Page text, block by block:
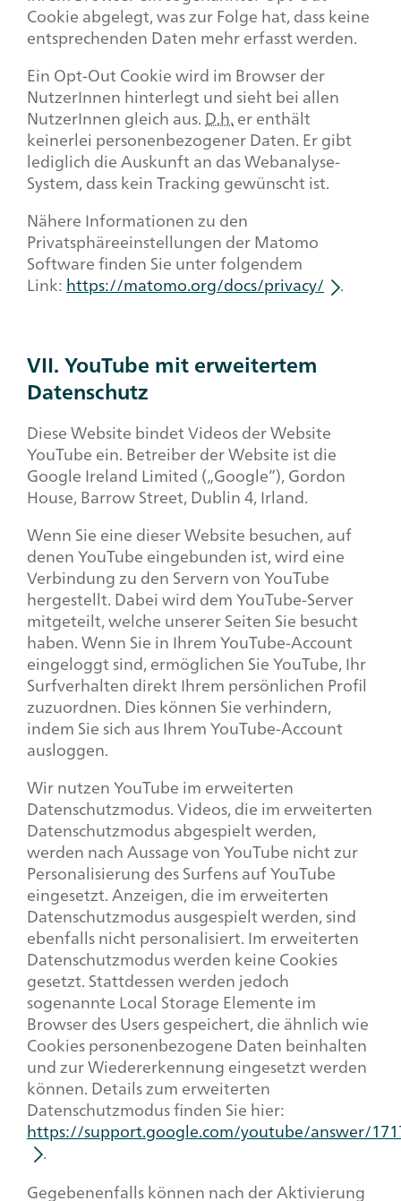
Cookie abgelegt, was zur Folge hat, dass keine
entsprechenden Daten mehr erfasst werden.
Ein Opt-Out Cookie wird im Browser der
NutzerInnen hinterlegt und sieht bei allen
NutzerInnen gleich aus.D.h.er enthält
keinerlei personenbezogener Daten. Er gibt
lediglich die Auskunft an das Webanalyse-
System, dass kein Tracking gewünscht ist.
Nähere Informationen zu den
Privatsphäreeinstellungen der Matomo
Software finden Sie unter folgendem
Link:https://matomo.org/docs/privacy/ .
VII. YouTube mit erweitertem
Datenschutz
Diese Website bindet Videos der Website
YouTube ein. Betreiber der Website ist die
Google Ireland Limited („Google”), Gordon
House, Barrow Street, Dublin 4, Irland.
Wenn Sie eine dieser Website besuchen, auf
denen YouTube eingebunden ist, wird eine
Verbindung zu den Servern von YouTube
hergestellt. Dabei wird dem YouTube-Server
mitgeteilt, welche unserer Seiten Sie besucht
haben. Wenn Sie in Ihrem YouTube-Account
eingeloggt sind, ermöglichen Sie YouTube, Ihr
Surfverhalten direkt Ihrem persönlichen Profil
zuzuordnen. Dies können Sie verhindern,
indem Sie sich aus Ihrem YouTube-Account
ausloggen.
Wir nutzen YouTube im erweiterten
Datenschutzmodus. Videos, die im erweiterten
Datenschutzmodus abgespielt werden,
werden nach Aussage von YouTube nicht zur
Personalisierung des Surfens auf YouTube
eingesetzt. Anzeigen, die im erweiterten
Datenschutzmodus ausgespielt werden, sind
ebenfalls nicht personalisiert. Im erweiterten
Datenschutzmodus werden keine Cookies
gesetzt. Stattdessen werden jedoch
sogenannte Local Storage Elemente im
Browser des Users gespeichert, die ähnlich wie
Cookies personenbezogene Daten beinhalten
und zur Wiedererkennung eingesetzt werden
können. Details zum erweiterten
Datenschutzmodus finden Sie hier:
https://support.google.com/youtube/answer/
.
Gegebenenfalls können nach der Aktivierung